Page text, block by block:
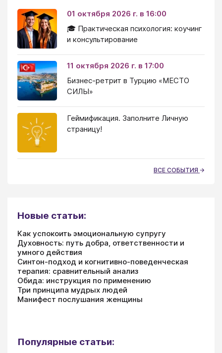
01 октября 2026 г. в 16:00
🎓 Практическая психология: коучинг
и консультирование
11 октября 2026 г. в 17:00
Бизнес-ретрит в Турцию «МЕСТО
СИЛЫ»
Геймификация. Заполните Личную
страницу!
ВСЕ СОБЫТИЯ
Новые статьи:
Как успокоить эмоциональную супругу
Духовность: путь добра, ответственности и
умного действия
Синтон-подход и когнитивно-поведенческая
терапия: сравнительный анализ
Обида: инструкция по применению
Три принципа мудрых людей
Манифест послушания женщины
Популярные статьи: